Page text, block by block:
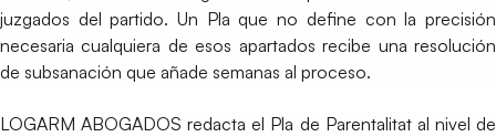
juzgados del partido. Un Pla que no define con la precisión
necesaria cualquiera de esos apartados recibe una resolución
de subsanación que añade semanas al proceso.
LOGARM ABOGADOS redacta el Pla de Parentalitat al nivel de